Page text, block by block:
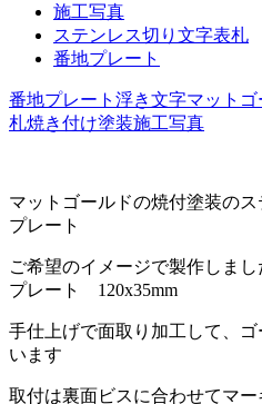
施工写真
ステンレス切り文字表札
番地プレート
番地プレート 浮き文字マットゴ
札焼き付け塗装施工写真
マットゴールドの焼付塗装の
プレート
ご希望のイメージで製作し
プレート 120x35mm
手仕上げで面取り加工して、
います
取付は裏面ビスに合わせてマ